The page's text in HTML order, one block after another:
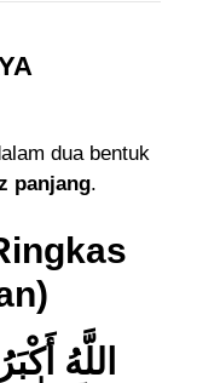
dua bentuk
panjang.
اللَّهُ